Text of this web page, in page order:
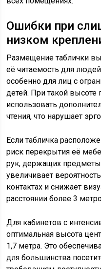
Ошибки при
низком
Размещение таблички
её читаемость для
особенно для лиц с
детей. При такой высоте
использовать
чтения, что нарушает
Если табличка
риск перекрытия её
рук, держащих
увеличивает
контактах и снижает
расстоянии более 3
Для кабинетов с
оптимальная высота
1,7 метра. Это
для большинства